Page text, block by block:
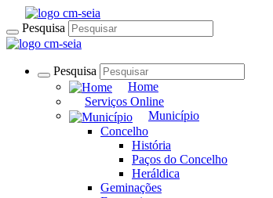
Pesquisa
Pesquisa
Home
Serviços Online
Município
Concelho
História
Paços do Concelho
Heráldica
Geminações